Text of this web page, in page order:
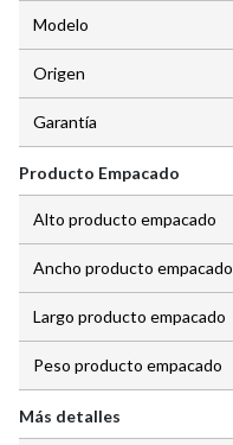
Modelo
Origen
Garantía
Producto Empacado
Alto producto empacado
Ancho producto empacado
Largo producto empacado
Peso producto empacado
Más detalles